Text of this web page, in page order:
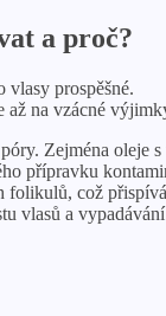
a proč?
vlasy prospěšné.
na vzácné
Zejména oleje
přípravku
což
vlasů a